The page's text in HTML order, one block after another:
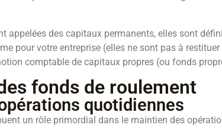
appelées des capitaux permanents, elles sont
pour votre entreprise (elles ne sont pas à
comptable de capitaux propres (ou fonds
fonds de roulement
quotidiennes
un rôle primordial dans le maintien des